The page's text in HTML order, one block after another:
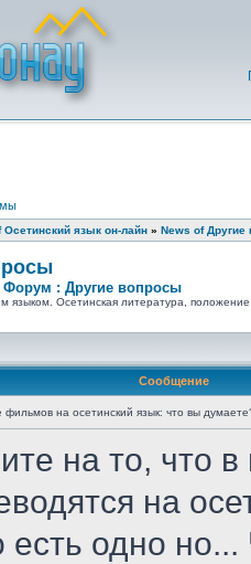
Осетинский язык он-лайн » News of Другие
Форум : Другие вопросы
языком. Осетинская литература,
Сообщение
фильмов на осетинский язык: что вы
на то, что
на
есть одно